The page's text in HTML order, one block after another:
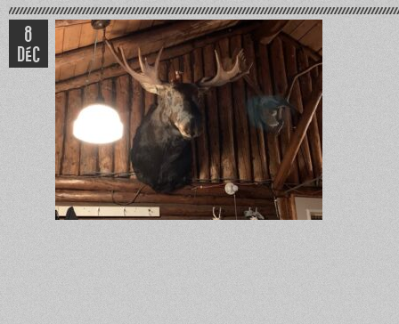
8
DÉC